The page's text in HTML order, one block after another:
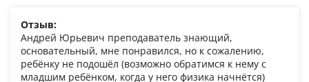
Отзыв:
Андрей Юрьевич преподаватель знающий,
основательный, мне понравился, но к сожалению,
ребёнку не подошёл (возможно обратимся к нему с
младшим ребёнком, когда у него физика начнётся)